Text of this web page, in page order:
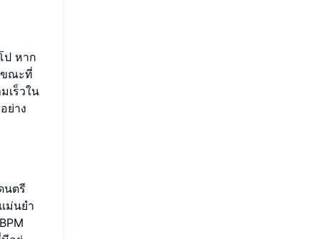
ป หาก
ขณะที่
เร็วใน
ย่าง
นตรี
ม่นยำ